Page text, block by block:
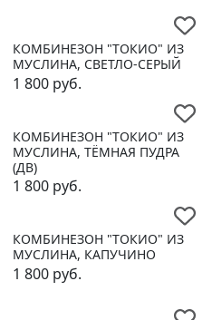
КОМБИНЕЗОН "ТОКИО" ИЗ
МУСЛИНА, СВЕТЛО-СЕРЫЙ
1 800 руб.
КОМБИНЕЗОН "ТОКИО" ИЗ
МУСЛИНА, ТЁМНАЯ ПУДРА
(ДВ)
1 800 руб.
КОМБИНЕЗОН "ТОКИО" ИЗ
МУСЛИНА, КАПУЧИНО
1 800 руб.